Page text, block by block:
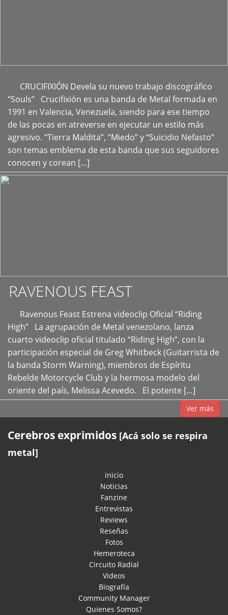
CRUCIFIXIÓN Devela su nuevo trabajo discográfico
“Souls” Crucifixión es una banda de Metal formada en
1991 en Valencia, Venezuela, siendo para ese tiempo
de las pocas en atreverse en ejecutar un estilo más
agresivo. “Tierra Maldita”, “Miedo” y “Suicidio Nefasto”
son temas emblema de esta banda que sus seguidores
conocen y corean […]
+
RAVENOUS FEAST
Ravenous Feast Estrena videoclip Oficial “Riding
High” La agrupación de Metal venezolano, lanza
cuarto videoclip oficial titulado “Riding High”, con la
participación especial de Greg Whitbeck (Guitarrista de
la banda Storm Warning), miembros de Espíritu
Rebelde Motorcycle Club y la hermosa modelo del
oriente del país, Melissa Acevedo. El potente […]
Ver más
Cerebros exprimidos [Acá solo se respira
metal]
inicio
Noticias
Fanzine
Entrevistas
Reviews
Reseñas
Fotos
Hemeroteca
Circuito Radial
Videos
Biografía
Community Manager
Quienes Somos?